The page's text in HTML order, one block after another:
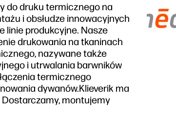
do druku termicznego na
i obsłudze innowacyjnych
linie produkcyjne. Nasze
drukowania na tkaninach
nazywane także
i utrwalania barwników
termicznego
dywanów.Klieverik ma
montujemy